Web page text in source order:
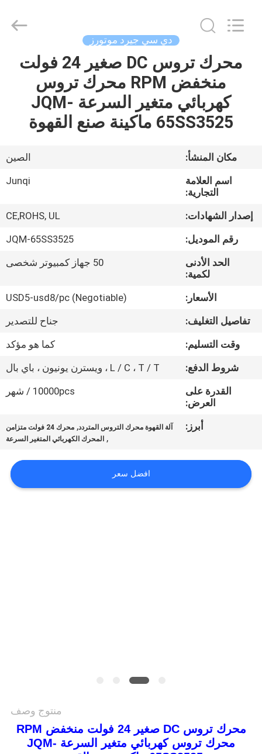
المنزل
المنتجات
في
المصنع
مراقبة
الجودة
اتصل
أخبار
خريطة
International
دي سي جيرد موتورز
محرك تروس DC صغير 24 فولت
منخفض RPM محرك تروس
كهربائي متغير السرعة JQM-
65SS3525 ماكينة صنع القهوة
مكان المنشأ:
الصين
اسم العلامة
التجارية:
Junqi
إصدار الشهادات:
CE,ROHS, UL
رقم الموديل:
JQM-65SS3525
الحد الأدنى
لكمية:
50 جهاز كمبيوتر شخصى
الأسعار:
USD5-usd8/pc (Negotiable)
تفاصيل التغليف:
جناح للتصدير
وقت التسليم:
كما هو مؤكد
شروط الدفع:
L / C ، T / T ، ويسترن يونيون ، باي بال
القدرة على
العرض:
10000pcs / شهر
أبرز: آلة القهوة محرك التروس المتردد, محرك 24 فولت متزامن
, المحرك الكهربائي المتغير السرعة
افضل سعر
منتوج وصف
محرك تروس DC صغير 24 فولت منخفض RPM
محرك تروس كهربائي متغير السرعة JQM-